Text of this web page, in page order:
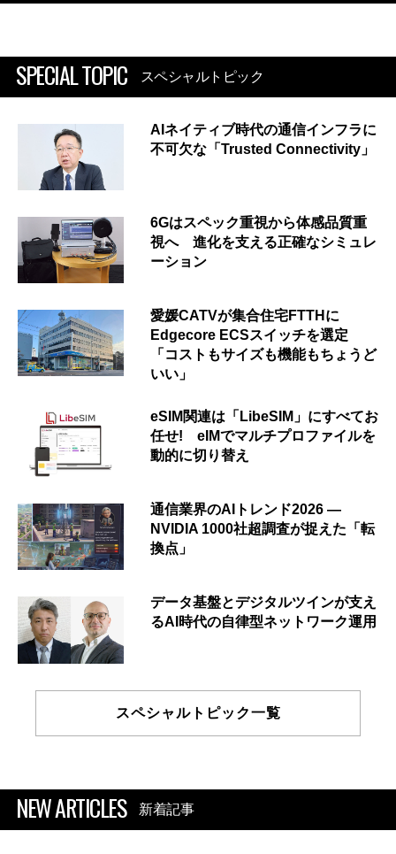
SPECIAL TOPIC スペシャルトピック
AIネイティブ時代の通信インフラに
不可欠な「Trusted Connectivity」
6Gはスペック重視から体感品質重
視へ 進化を支える正確なシミュレ
ーション
愛媛CATVが集合住宅FTTHに
Edgecore ECSスイッチを選定
「コストもサイズも機能もちょうど
いい」
eSIM関連は「LibeSIM」にすべてお
任せ! eIMでマルチプロファイルを
動的に切り替え
通信業界のAIトレンド2026 ―
NVIDIA 1000社超調査が捉えた「転
換点」
データ基盤とデジタルツインが支え
るAI時代の自律型ネットワーク運用
スペシャルトピック一覧
NEW ARTICLES 新着記事